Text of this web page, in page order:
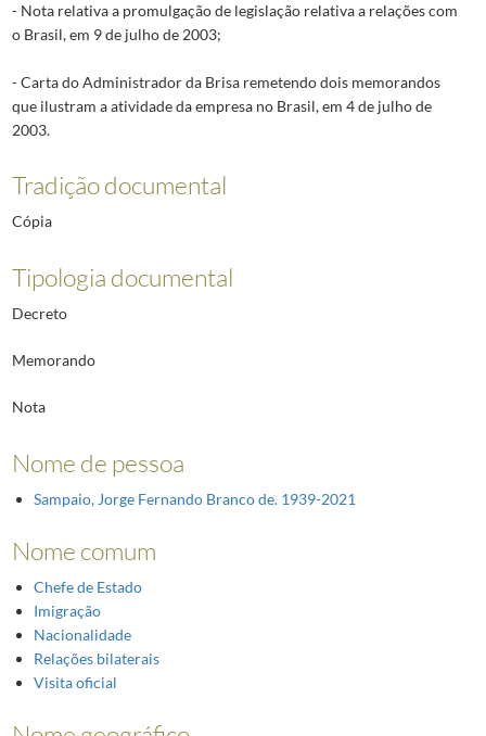
- Nota relativa a promulgação de legislação relativa a relações com
o Brasil, em 9 de julho de 2003;
- Carta do Administrador da Brisa remetendo dois memorandos
que ilustram a atividade da empresa no Brasil, em 4 de julho de
2003.
Tradição documental
Cópia
Tipologia documental
Decreto
Memorando
Nota
Nome de pessoa
Sampaio, Jorge Fernando Branco de. 1939-2021
Nome comum
Chefe de Estado
Imigração
Nacionalidade
Relações bilaterais
Visita oficial